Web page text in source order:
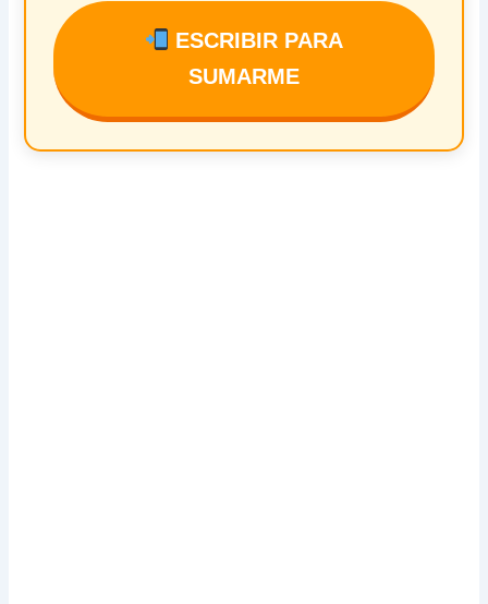
ESCRIBIR PARA
SUMARME